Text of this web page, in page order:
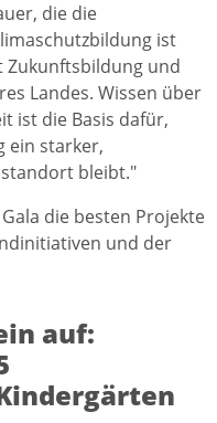
die die
ist
Zukunftsbildung und
Landes. Wissen über
ist die Basis dafür,
ein starker,
bleibt."
die besten Projekte
und der
auf: